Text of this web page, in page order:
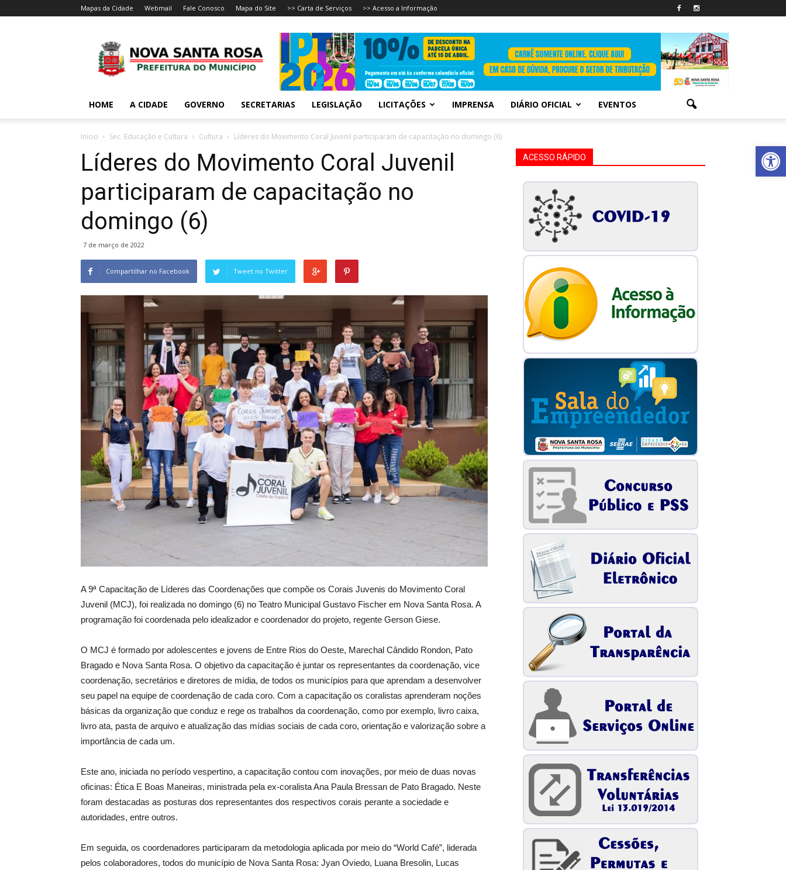
Abrir
Mapas da Cidade Webmail Fale Conosco Mapa do Site >> Carta de Serviços >> Acesso a Informação
HOME A CIDADE GOVERNO SECRETARIAS LEGISLAÇÃO LICITAÇÕES IMPRENSA DIÁRIO OFICIAL EVENTOS
Inicio Sec. Educação e Cultura Cultura Líderes do Movimento Coral Juvenil participaram de capacitação no domingo (6)
Líderes do Movimento Coral Juvenil
participaram de capacitação no
domingo (6)
7 de março de 2022
Compartilhar no Facebook Tweet no Twitter
A 9ª Capacitação de Líderes das Coordenações que compõe os Corais Juvenis do Movimento Coral
Juvenil (MCJ), foi realizada no domingo (6) no Teatro Municipal Gustavo Fischer em Nova Santa Rosa. A
programação foi coordenada pelo idealizador e coordenador do projeto, regente Gerson Giese.
O MCJ é formado por adolescentes e jovens de Entre Rios do Oeste, Marechal Cândido Rondon, Pato
Bragado e Nova Santa Rosa. O objetivo da capacitação é juntar os representantes da coordenação, vice
coordenação, secretários e diretores de mídia, de todos os municípios para que aprendam a desenvolver
seu papel na equipe de coordenação de cada coro. Com a capacitação os coralistas aprenderam noções
básicas da organização que conduz e rege os trabalhos da coordenação, como por exemplo, livro caixa,
livro ata, pasta de arquivo e atualização das mídias sociais de cada coro, orientação e valorização sobre a
importância de cada um.
Este ano, iniciada no período vespertino, a capacitação contou com inovações, por meio de duas novas
oficinas: Ética E Boas Maneiras, ministrada pela ex-coralista Ana Paula Bressan de Pato Bragado. Neste
foram destacadas as posturas dos representantes dos respectivos corais perante a sociedade e
autoridades, entre outros.
Em seguida, os coordenadores participaram da metodologia aplicada por meio do “World Café”, liderada
pelos colaboradores, todos do município de Nova Santa Rosa: Jyan Oviedo, Luana Bresolin, Lucas
ACESSO RÁPIDO